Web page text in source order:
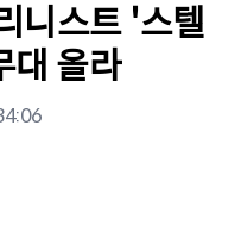
니스트 '스텔
대 올라